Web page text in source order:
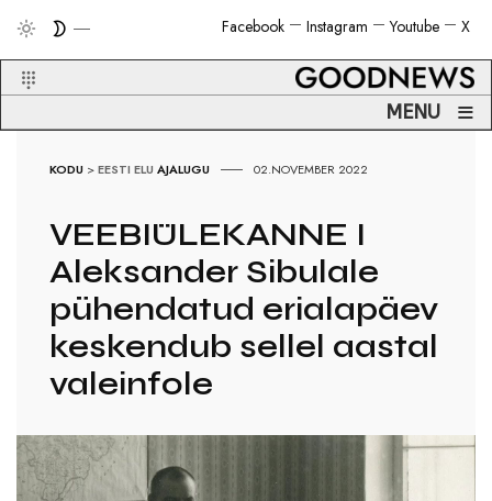
X
Youtube
Instagram
Facebook
MENU ≡
KODU >EESTI ELU AJALUGU 02.NOVEMBER 2022
VEEBIÜLEKANNE I
Aleksander Sibulale
pühendatud erialapäev
keskendub sellel aastal
valeinfole